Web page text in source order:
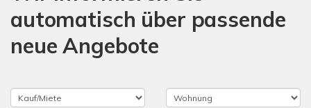
automatisch über passende
neue Angebote